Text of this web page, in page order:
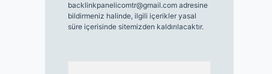
backlinkpanelicomtr@gmail.comadresine
bildirmeniz halinde, ilgili içerikler yasal
süre içerisinde sitemizden kaldırılacaktır.